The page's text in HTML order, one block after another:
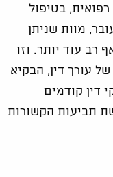
בטיפול
מוות שניתן
רב עוד יותר. וזו
עורך דין, הבקיא
דין קודמים
תביעות הקשורות